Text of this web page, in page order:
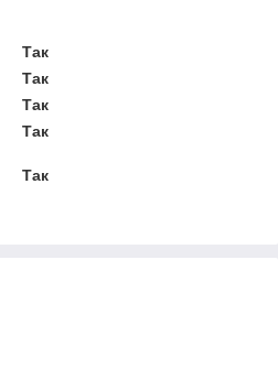
Так
Так
Так
Так
Так